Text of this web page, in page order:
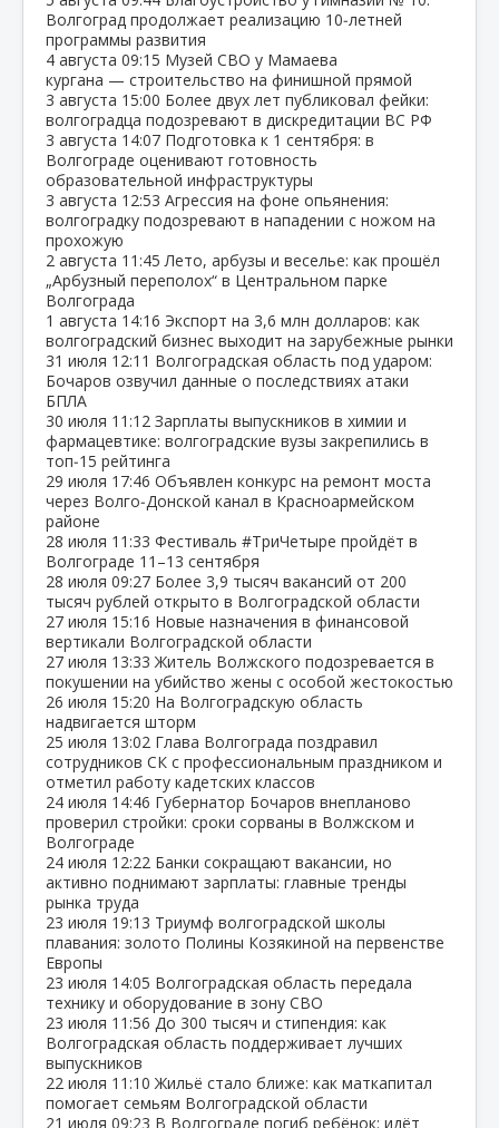
Волгоград продолжает реализацию 10‑летней
программы развития
4 августа 09:15 Музей СВО у Мамаева
кургана — строительство на финишной прямой
3 августа 15:00 Более двух лет публиковал фейки:
волгоградца подозревают в дискредитации ВС РФ
3 августа 14:07 Подготовка к 1 сентября: в
Волгограде оценивают готовность
образовательной инфраструктуры
3 августа 12:53 Агрессия на фоне опьянения:
волгоградку подозревают в нападении с ножом на
прохожую
2 августа 11:45 Лето, арбузы и веселье: как прошёл
„Арбузный переполох“ в Центральном парке
Волгограда
1 августа 14:16 Экспорт на 3,6 млн долларов: как
волгоградский бизнес выходит на зарубежные рынки
31 июля 12:11 Волгоградская область под ударом:
Бочаров озвучил данные о последствиях атаки
БПЛА
30 июля 11:12 Зарплаты выпускников в химии и
фармацевтике: волгоградские вузы закрепились в
топ‑15 рейтинга
29 июля 17:46 Объявлен конкурс на ремонт моста
через Волго‑Донской канал в Красноармейском
районе
28 июля 11:33 Фестиваль #ТриЧетыре пройдёт в
Волгограде 11–13 сентября
28 июля 09:27 Более 3,9 тысяч вакансий от 200
тысяч рублей открыто в Волгоградской области
27 июля 15:16 Новые назначения в финансовой
вертикали Волгоградской области
27 июля 13:33 Житель Волжского подозревается в
покушении на убийство жены с особой жестокостью
26 июля 15:20 На Волгоградскую область
надвигается шторм
25 июля 13:02 Глава Волгограда поздравил
сотрудников СК с профессиональным праздником и
отметил работу кадетских классов
24 июля 14:46 Губернатор Бочаров внепланово
проверил стройки: сроки сорваны в Волжском и
Волгограде
24 июля 12:22 Банки сокращают вакансии, но
активно поднимают зарплаты: главные тренды
рынка труда
23 июля 19:13 Триумф волгоградской школы
плавания: золото Полины Козякиной на первенстве
Европы
23 июля 14:05 Волгоградская область передала
технику и оборудование в зону СВО
23 июля 11:56 До 300 тысяч и стипендия: как
Волгоградская область поддерживает лучших
выпускников
22 июля 11:10 Жильё стало ближе: как маткапитал
помогает семьям Волгоградской области
21 июля 09:23 В Волгограде погиб ребёнок: идёт